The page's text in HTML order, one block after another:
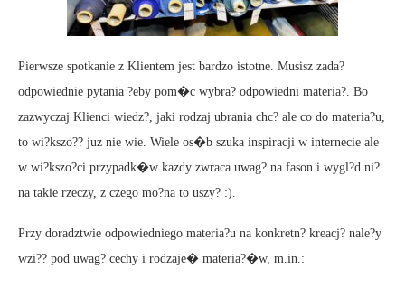
Pierwsze spotkanie z Klientem jest bardzo istotne. Musisz zada?
odpowiednie pytania ?eby pom�c wybra? odpowiedni materia?. Bo
zazwyczaj Klienci wiedz?, jaki rodzaj ubrania chc? ale co do materia?u,
to wi?kszo?? juz nie wie. Wiele os�b szuka inspiracji w internecie ale
w wi?kszo?ci przypadk�w kazdy zwraca uwag? na fason i wygl?d ni?
na takie rzeczy, z czego mo?na to uszy? :).
Przy doradztwie odpowiedniego materia?u na konkretn? kreacj? nale?y
wzi?? pod uwag? cechy i rodzaje� materia?�w, m.in.: